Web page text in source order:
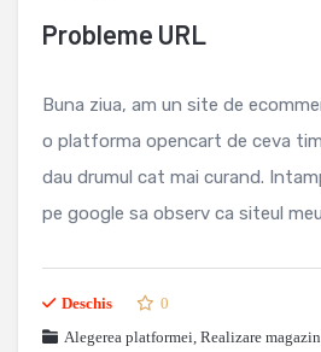
Probleme URL
Buna ziua, am un site de
o platforma opencart de ceva
dau drumul cat mai curand.
pe google sa observ ca siteul
Deschis
0
Alegerea platformei, Realizare